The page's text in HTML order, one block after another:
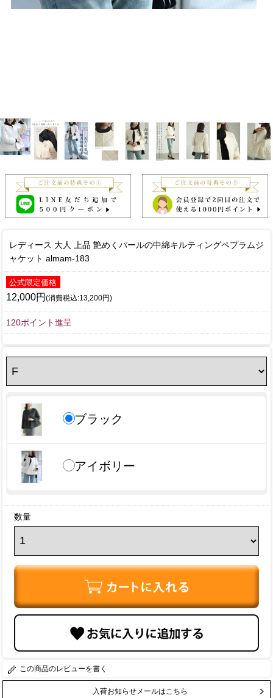
レディース 大人 上品 艶めくパールの中綿キルティングペプラムジ
ャケット almam-183
公式限定価格
12,000円 (消費税込:13,200円)
120ポイント進呈
ブラック
アイボリー
数量
レビューを書く
入荷お知らせメールはこちら